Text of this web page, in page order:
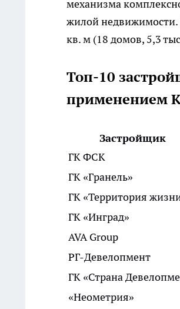
механизма
жилой недвижимости.
кв. м (18 домов, 5,3
Топ-10
применением
Застройщик
ГК ФСК
ГК «Гранель»
ГК «Территория
ГК «Инград»
AVA Group
РГ-Девелопмент
ГК «Страна
«Неометрия»